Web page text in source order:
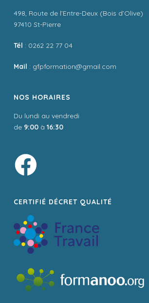
498, Route de l’Entre-Deux (Bois d’Olive)
97410 St-Pierre
Tél : 0262 22 77 04
Mail : gfpformation@gmail.com
NOS HORAIRES
Du lundi au vendredi
de 9:00 à16:30
CERTIFIÉ DÉCRET QUALITÉ